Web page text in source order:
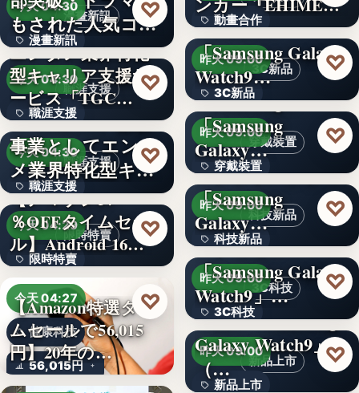
漫畫新訊
今天 04:30
漫畫新訊
文字
もされた人気コミ
ック！…
♡
職涯支援
今天 04:30
職涯支援
330,000
エンタメ業界特化
型キャリア支援サ
ービス「TGC…
♡
職涯支援
今天 04:30
職涯支援
文字
W TOKYO、新規
事業としてエンタ
メ業界特化型キャ
リア…
♡
限時特賣
今天 04:29
限時特賣
15,800円
【アマゾン37
％OFFタイムセー
ル】Android 16…
♡
今天 04:27
健康科技
56,015円
【Amazon特選タイ
ムセールで56,015
円】20年の…
♡
動畫合作
108
ンカー『EHIMEみ
きゃん…
3C新品
昨天 09:00
3C新品
文字
＜OPEN＞
「Samsung Galaxy
Watch9…
♡
穿戴裝置
昨天 09:00
穿戴裝置
文字
＜Samsung＞
「Samsung
Galaxy…
♡
科技新品
昨天 09:00
科技新品
文字
＜ソフトバンク＞
「Samsung
Galaxy…
♡
3C科技
昨天 09:00
3C科技
文字
＜ドコモ＞
「Samsung Galaxy
Watch9」…
♡
新品上市
昨天 09:00
新品上市
＜au＞「Samsung
Galaxy Watch9」
（…
♡